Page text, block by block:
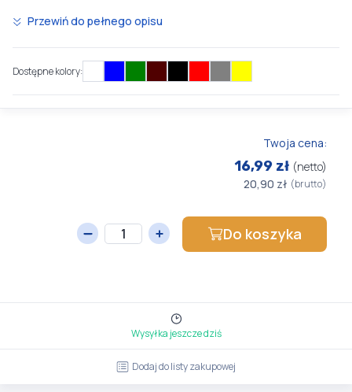
Przewiń do pełnego opisu
Dostępne kolory:
Twoja cena:
16,99 zł (netto)
20,90 zł (brutto)
Do koszyka
Wysyłka jeszcze dziś
Dodaj do listy zakupowej